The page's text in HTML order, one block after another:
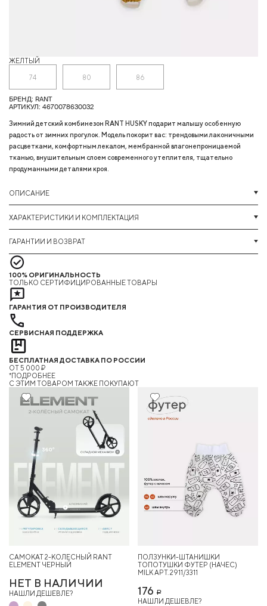
ЖЕЛТЫЙ
74 80 86
БРЕНД: RANT
АРТИКУЛ: 4670078630032
Зимний детский комбинезон RANT HUSKY подарит малышу особенную
радость от зимних прогулок. Модель покорит вас: трендовыми лаконичными
расцветками, комфортным лекалом, мембранной влагонепроницаемой
тканью, внушительным слоем современного утеплителя, тщательно
продуманными деталями кроя.
ОПИСАНИЕ
ХАРАКТЕРИСТИКИ И КОМПЛЕКТАЦИЯ
ГАРАНТИИ И ВОЗВРАТ
100% ОРИГИНАЛЬНОСТЬ
ТОЛЬКО СЕРТИФИЦИРОВАННЫЕ ТОВАРЫ
ГАРАНТИЯ ОТ ПРОИЗВОДИТЕЛЯ
СЕРВИСНАЯ ПОДДЕРЖКА
БЕСПЛАТНАЯ ДОСТАВКА ПО РОССИИ
ОТ 5 000 ₽
*ПОДРОБНЕЕ
C ЭТИМ ТОВАРОМ ТАКЖЕ ПОКУПАЮТ
31%
САМОКАТ 2-КОЛЕСНЫЙ RANT
ELEMENT ЧЕРНЫЙ
НЕТ В НАЛИЧИИ
НАШЛИ ДЕШЕВЛЕ?
ПОЛЗУНКИ-ШТАНИШКИ
ТОПОТУШКИ ФУТЕР (НАЧЕС)
MILK АРТ. 2911/3311
176 Р
НАШЛИ ДЕШЕВЛЕ?